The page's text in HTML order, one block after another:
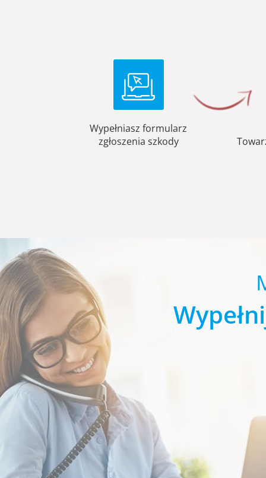
Wypełniasz formularz
zgłoszenia szkody